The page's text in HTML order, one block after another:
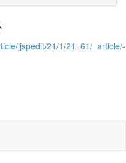
jjspedit/21/1/21_61/_article/-